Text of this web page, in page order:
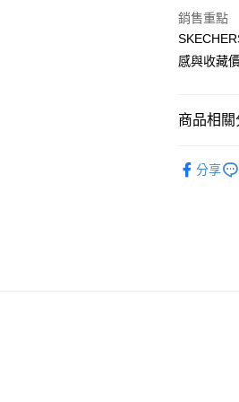
消。如遇
無法說明
【繳款方
帳／街口
1.本服務
宅配
每筆
銷售重點
感與收藏
商品相關
分享